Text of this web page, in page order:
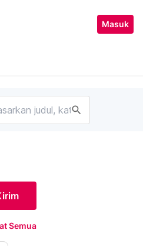
Masuk
search
Semua